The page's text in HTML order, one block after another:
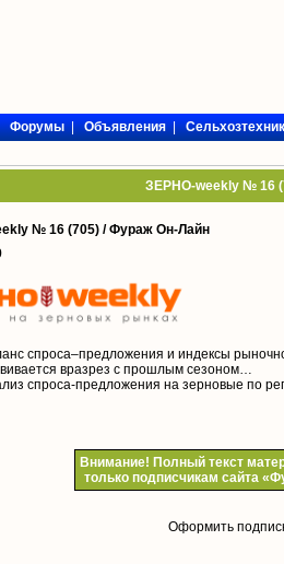
Форумы|Объявления|
ЗЕРНО-weekly № 16
№ 16 (705) /Фураж Он-Лайн
спроса–предложения и индексы
вразрез с прошлым сезоном…
спроса-предложения на зерновые по
Внимание! Полный текст
только подписчикам сайта
Оформить